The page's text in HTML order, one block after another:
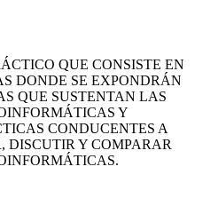
QUE CONSISTE EN
DONDE SE EXPONDRÁN
QUE SUSTENTAN LAS
Y
CONDUCENTES A
DISCUTIR Y COMPARAR